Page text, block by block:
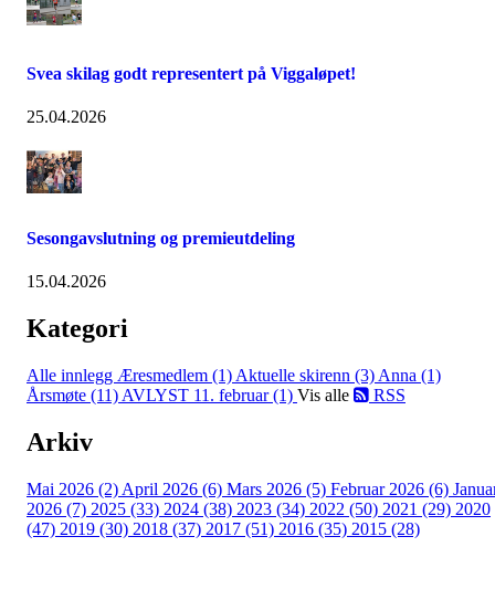
Svea skilag godt representert på Viggaløpet!
25.04.2026
Sesongavslutning og premieutdeling
15.04.2026
Kategori
Alle innlegg Æresmedlem (1) Aktuelle skirenn (3) Anna (1)
Årsmøte (11) AVLYST 11. februar (1) Vis alle RSS
Arkiv
Mai 2026 (2) April 2026 (6) Mars 2026 (5) Februar 2026 (6)
2026 (7) 2025 (33) 2024 (38) 2023 (34) 2022 (50) 2021 (29) 2020
(47) 2019 (30) 2018 (37) 2017 (51) 2016 (35) 2015 (28)